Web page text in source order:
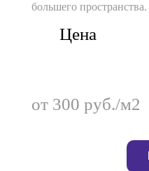
большего пространства.
Цена
от 300 руб./м2